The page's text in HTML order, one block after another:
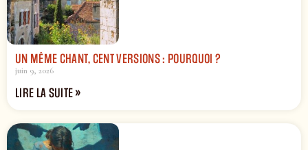
UN MÊME CHANT, CENT VERSIONS : POURQUOI ?
juin 9, 2026
LIRE LA SUITE »